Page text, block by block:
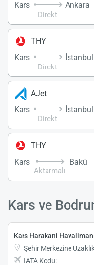
Kars
Direkt
Ankara
THY
Kars
Direkt
İstanbul
AJet
Kars
Direkt
İstanbul
THY
Kars
Aktarmalı
Bakü
Kars ve
Kars Harakani Havalimanı
Şehir Merkezine
IATA Kodu: